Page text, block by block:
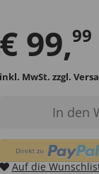
€ 99,99
inkl. MwSt. zzgl.
In den
Auf die